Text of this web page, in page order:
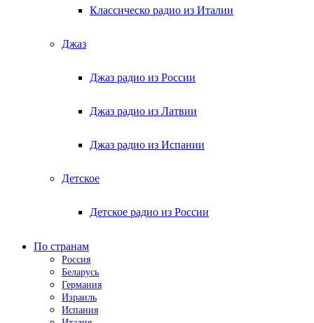
Классическо радио из Италии
Джаз
Джаз радио из России
Джаз радио из Латвии
Джаз радио из Испании
Детское
Детское радио из России
По странам
Россия
Беларусь
Германия
Израиль
Испания